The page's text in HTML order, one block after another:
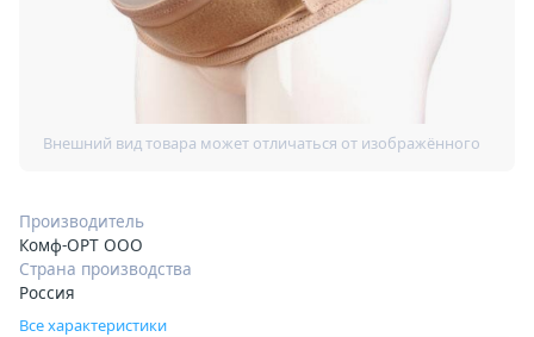
Производитель
Комф-ОРТ ООО
Страна производства
Россия
Все характеристики